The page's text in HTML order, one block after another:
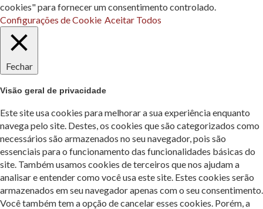
cookies" para fornecer um consentimento controlado.
Configurações de Cookie Aceitar Todos
Fechar
Visão geral de privacidade
Este site usa cookies para melhorar a sua experiência enquanto
navega pelo site. Destes, os cookies que são categorizados como
necessários são armazenados no seu navegador, pois são
essenciais para o funcionamento das funcionalidades básicas do
site. Também usamos cookies de terceiros que nos ajudam a
analisar e entender como você usa este site. Estes cookies serão
armazenados em seu navegador apenas com o seu consentimento.
Você também tem a opção de cancelar esses cookies. Porém, a